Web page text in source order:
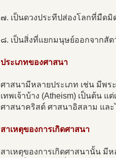
๗. เป็นดวงประทีปส่องโลกที่มืดมิ
๘. เป็นสิ่งที่แยกมนุษย์ออกจากสัต
ประเภทของศาสนา
ศาสนามีหลายประเภท เช่น มีพระ
เทพเจ้าบ้าง (Atheism) เป็นต้น
ศาสนาคริสต์ ศาสนาอิสลาม และ
สาเหตุของการเกิดศาสนา
สาเหตุของการเกิดศาสนานั้น มี